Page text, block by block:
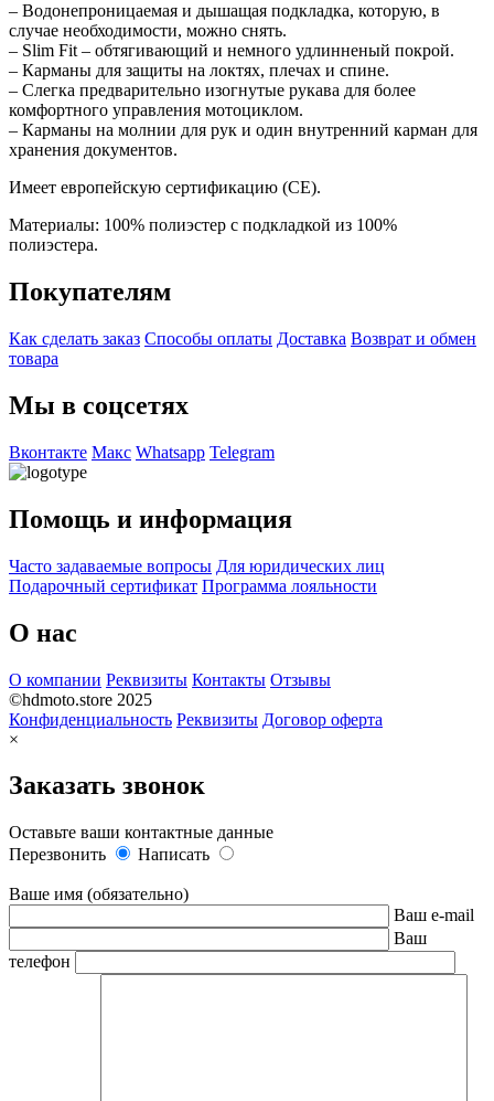
– Водонепроницаемая и дышащая подкладка, которую, в
случае необходимости, можно снять.
– Slim Fit – обтягивающий и немного удлинненый покрой.
– Карманы для защиты на локтях, плечах и спине.
– Слегка предварительно изогнутые рукава для более
комфортного управления мотоциклом.
– Карманы на молнии для рук и один внутренний карман для
хранения документов.
Имеет европейскую сертификацию (CE).
Материалы: 100% полиэстер с подкладкой из 100%
полиэстера.
Покупателям
Как сделать заказ Способы оплаты Доставка Возврат и обмен
товара
Мы в соцсетях
Вконтакте Макс Whatsapp Telegram
Помощь и информация
Часто задаваемые вопросы Для юридических лиц
Подарочный сертификат Программа лояльности
О нас
О компании Реквизиты Контакты Отзывы
©hdmoto.store 2025
Конфиденциальность Реквизиты Договор оферта
×
Заказать звонок
Оставьте ваши контактные данные
Перезвонить
Написать
Ваше имя (обязательно)
Ваш e-mail
Ваш
телефон